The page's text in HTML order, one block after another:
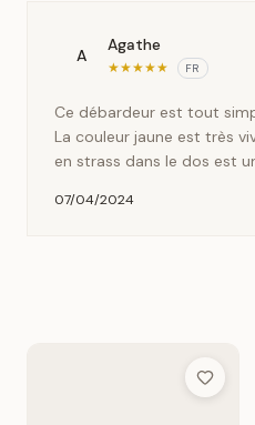
A
Agathe
★★★★★ FR
Ce débardeur est tout
La couleur jaune est très
en strass dans le dos est
07/04/2024
Add to